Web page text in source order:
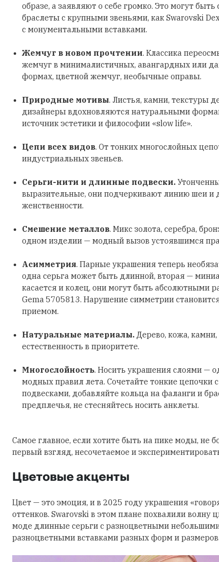
образе, а заявляют о себе громко. Это могут быть
браслеты с крупными звеньями, как Swarovski
с монументальными вставками.
Жемчуг в новом прочтении. Классика
жемчуг в минималистичных, авангардных или
формах, цветной жемчуг, необычные оправы.
Природные мотивы. Листья, камни, текстуры
дизайнеры вдохновляются натуральными
источник эстетики и философии «slow life».
Цепи всех видов. От тонких многослойных
индустриальных звеньев.
Серьги-нити и длинные подвески.
выразительные, они подчеркивают линию шеи и
женственности.
Смешение металлов. Микс золота, серебра,
одном изделии — модный вызов устоявшимся
Асимметрия. Парные украшения теперь
одна серьга может быть длинной, вторая —
касается и колец, они могут быть абсолютными
Gema 5705813. Нарушение симметрии
приемом.
Натуральные материалы. Дерево, кожа,
естественность в приоритете.
Многослойность. Носить украшения слоями —
модных правил лета. Сочетайте тонкие цепочки
подвесками, добавляйте кольца на фаланги и
предплечья, не стесняйтесь носить анклеты.
Самое главное, если хотите быть на пике моды, не
первый взгляд, несочетаемое и
Цветовые акценты
Цвет — это эмоция, и в 2025 году украшения
оттенков. Swarovski в этом плане похвалили волну
моде длинные серьги с разноцветными
разноцветными вставками разных форм и